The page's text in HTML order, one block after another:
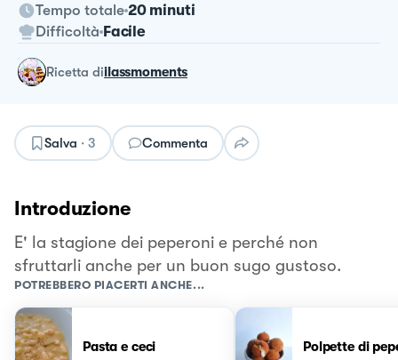
Tempo totale 20 minuti
Difficoltà Facile
ricetta diilassmoments
Salva · 3 Commenta
Introduzione
E' la stagione dei peperoni e perché non
sfruttarli anche per un buon sugo gustoso.
POTREBBERO PIACERTI ANCHE...
Pasta e ceci Polpette di